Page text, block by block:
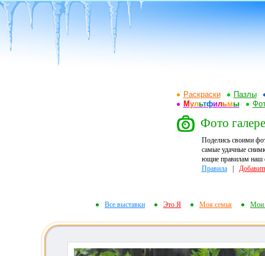
Раскраски
Пазлы
Мультфильмы
Фото
Поделись своими
самые удачные
ющие правилам наш
Правила|
Все выставки Это Я Моя семья Мои